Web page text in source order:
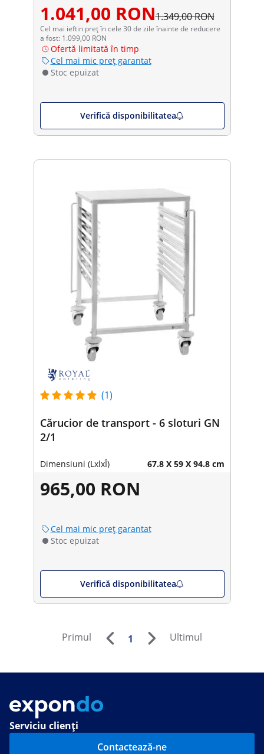
1.041,00 RON1.349,00 RON
Cel mai ieftin preț în cele 30 de zile înainte de reducere
a fost: 1.099,00 RON
Ofertă limitată în timp
Cel mai mic preț garantat
Stoc epuizat
Verifică disponibilitatea
(1)
Cărucior de transport - 6 sloturi GN
2/1
Dimensiuni (LxlxÎ) 67.8 X 59 X 94.8 cm
965,00 RON
Cel mai mic preț garantat
Stoc epuizat
Verifică disponibilitatea
Primul 1 Ultimul
Serviciu clienți
Contactează-ne